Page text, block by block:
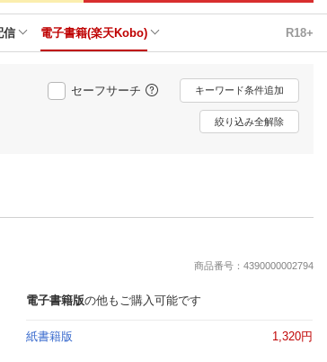
楽天ミュージック
動画配信
楽天TV
動画配信ガイド
推し楽
信 電子書籍(楽天Kobo) R18+
セーフサーチ キーワード条件追加
絞り込み全解除
商品番号：4390000002794
電子書籍版の他もご購入可能です
紙書籍版 1,320円